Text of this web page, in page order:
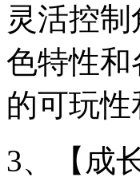
灵活控
色特性
的可玩性
3、【成